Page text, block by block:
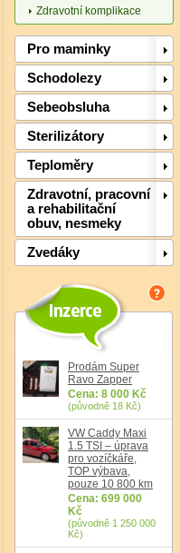
Zdravotní komplikace
Pro maminky
Schodolezy
Sebeobsluha
Sterilizátory
Teploměry
Zdravotní, pracovní
a rehabilitační
obuv, nesmeky
Zvedáky
Prodám Super
Ravo Zapper
Cena: 8 000 Kč
(původně 18 Kč)
VW Caddy Maxi
1.5 TSI – úprava
pro vozíčkáře,
TOP výbava,
pouze 10 800 km
Cena: 699 000
Kč
(původně 1 250 000
Kč)